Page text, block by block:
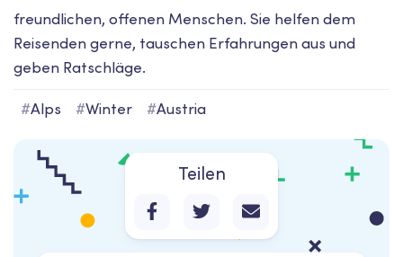
freundlichen, offenen Menschen. Sie helfen dem
Reisenden gerne, tauschen Erfahrungen aus und
geben Ratschläge.
#Alps #Winter #Austria
Teilen